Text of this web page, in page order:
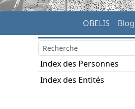
OBELIS Blog
Index des Personnes
Index des Entités